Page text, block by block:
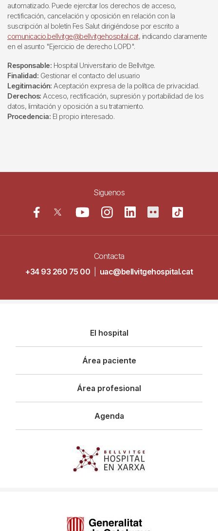
automatizado. Puede ejercitar los derechos de acceso,
rectificación, cancelación y oposición en relación con la
suscripción al boletín Fes Salut dirigiéndose por escrito a
comunicacio.bellvitge@bellvitgehospital.cat, indicando claramente
en el asunto "Ejercicio de derecho LOPD".
Responsable: Hospital Universitario de Bellvitge.
Finalidad: Gestionar el contacto del usuario
Legitimación: Aceptación expresa de la política de privacidad.
Derechos: Acceso, rectificación, supresión y portabilidad de los
datos, limitación y oposición a su tratamiento.
Procedencia: El propio interesado.
Siguenos
Contacta
+34 93 260 75 00
uac@bellvitgehospital.cat
principal
El hospital
Área paciente
Área profesional
Agenda